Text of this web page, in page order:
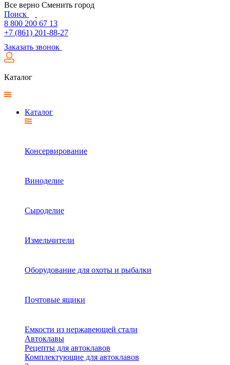
Все верно Сменить город
Поиск
8 800 200 67 13
+7 (861) 201-88-27
Заказать звонок
Каталог
Каталог
Консервирование
Виноделие
Сыроделие
Измельчители
Оборудование для охоты и рыбалки
Почтовые ящики
Емкости из нержавеющей стали
Автоклавы
Рецепты для автоклавов
Комплектующие для автоклавов